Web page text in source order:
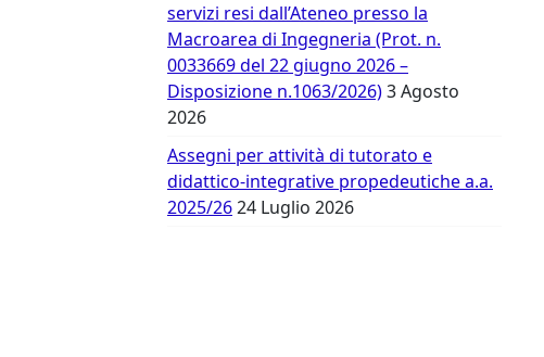
servizi resi dall’Ateneo presso la
Macroarea di Ingegneria (Prot. n.
0033669 del 22 giugno 2026 –
Disposizione n.1063/2026)3 Agosto
2026
Assegni per attività di tutorato e
didattico-integrative propedeutiche a.a.
2025/2624 Luglio 2026